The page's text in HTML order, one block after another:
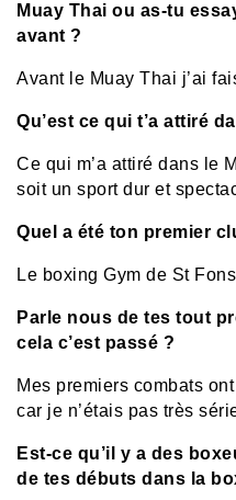
Muay Thai ou as-tu
avant ?
Avant le Muay Thai j’ai
Qu’est ce qui t’a attiré
Ce qui m’a attiré dans le
soit un sport dur et
Quel a été ton premier
Le boxing Gym de St
Parle nous de tes tout
cela c’est passé ?
Mes premiers combats
car je n’étais pas très
Est-ce qu’il y a des
de tes débuts dans la